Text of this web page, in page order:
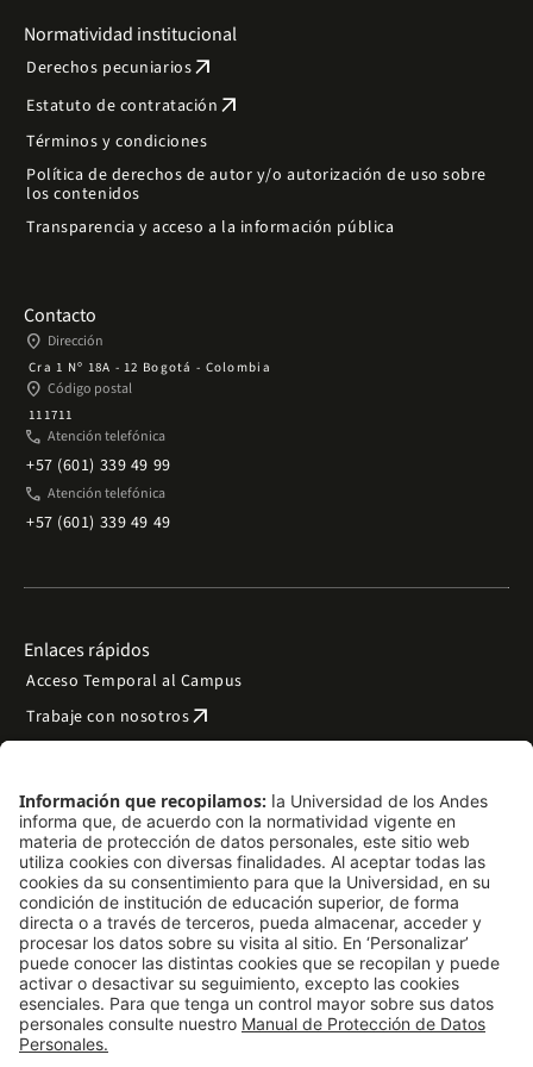
Normatividad institucional
Derechos pecuniariosarrow_outward
Estatuto de contratación arrow_outward
Términos y condiciones
Política de derechos de autor y/o autorización de uso sobre
los contenidos
Transparencia y acceso a la información pública
Contacto
place Dirección
Cra 1 Nº 18A - 12 Bogotá - Colombia
place Código postal
111711
phone Atención telefónica
+57 (601) 339 49 99
phone Atención telefónica
+57 (601) 339 49 49
Enlaces rápidos
Acceso Temporal al Campus
Trabaje con nosotrosarrow_outward
Preguntas frecuentes
Filantropía y donacionesarrow_outward
Mapa del sitio arrow_outward
Síguenos
LinkedIn
Instagram
Facebook